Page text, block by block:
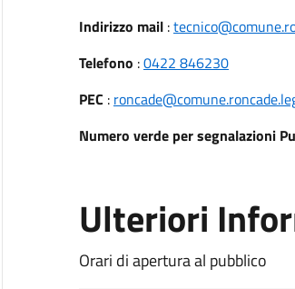
Indirizzo mail:
Telefono :0422 846230
PEC :
Numero verde per segnalazioni
Ulteriori
Orari di apertura al pubblico